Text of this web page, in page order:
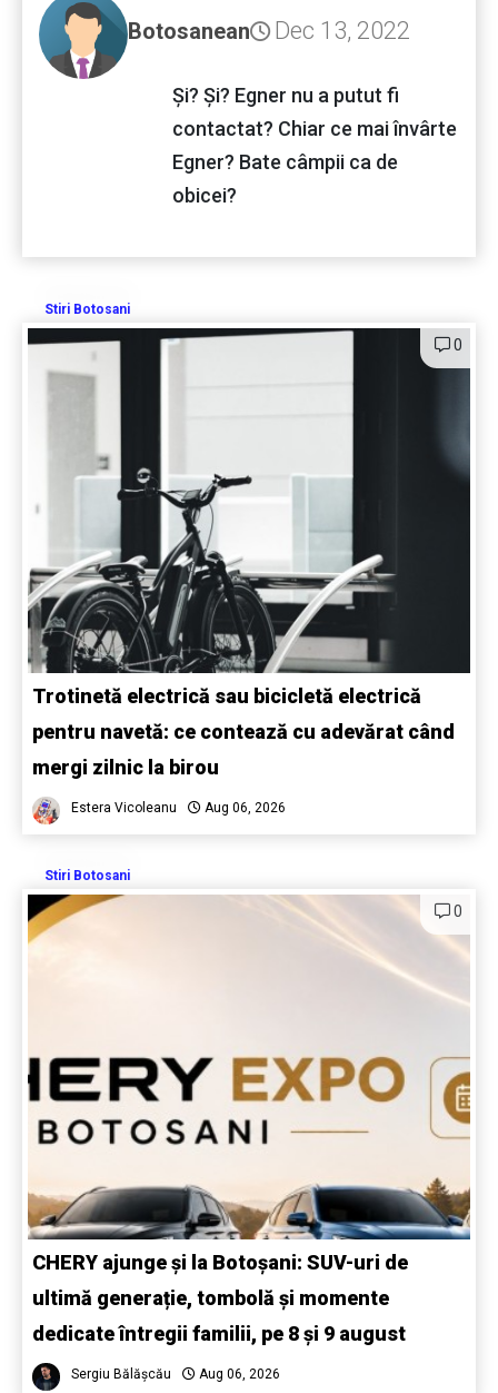
Botosanean Dec 13, 2022
Și? Și? Egner nu a putut fi
contactat? Chiar ce mai învârte
Egner? Bate câmpii ca de
obicei?
Stiri Botosani
0
Trotinetă electrică sau bicicletă electrică
pentru navetă: ce contează cu adevărat când
mergi zilnic la birou
Estera Vicoleanu Aug 06, 2026
Stiri Botosani
0
CHERY ajunge și la Botoșani: SUV-uri de
ultimă generație, tombolă și momente
dedicate întregii familii, pe 8 și 9 august
Sergiu Bălășcău Aug 06, 2026